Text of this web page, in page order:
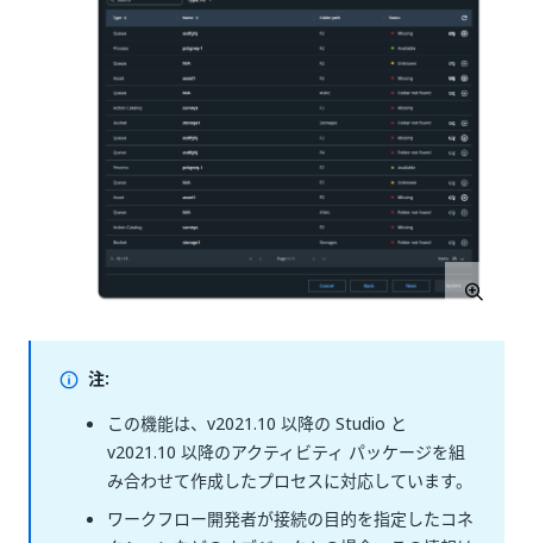
注:
この機能は、v2021.10 以降の Studio と
v2021.10 以降のアクティビティ パッケージを組
み合わせて作成したプロセスに対応しています。
ワークフロー開発者が接続の目的を指定したコネ